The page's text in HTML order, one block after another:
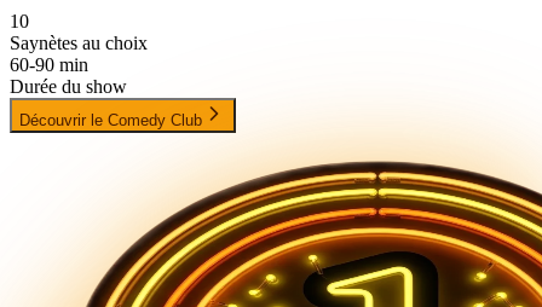
10
Saynètes au choix
60-90 min
Durée du show
Découvrir le Comedy Club